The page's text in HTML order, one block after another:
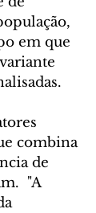
em que
combina
de
"A